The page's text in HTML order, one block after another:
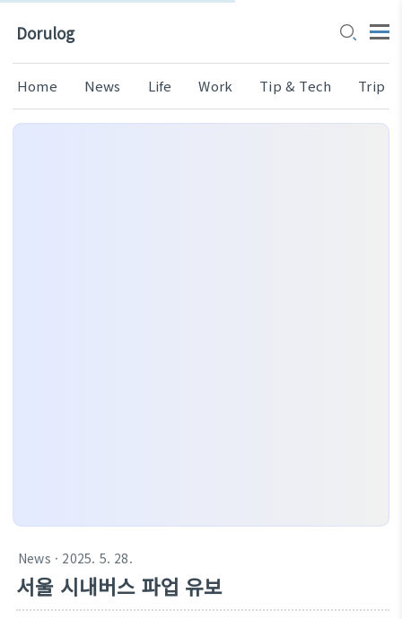
Dorulog
Home News Life Work Tip & Tech Trip
News · 2025. 5. 28.
서울 시내버스 파업 유보